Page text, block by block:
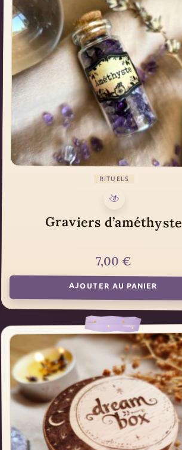
RITUELS
Graviers d’améthyste
7,00 €
AJOUTER AU PANIER